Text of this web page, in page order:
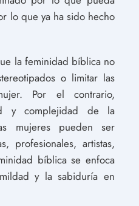
lo que ya ha sido hecho
la feminidad bíblica no
o limitar las
Por el contrario,
y complejidad de la
mujeres pueden ser
profesionales, artistas,
bíblica se enfoca
y la sabiduría en